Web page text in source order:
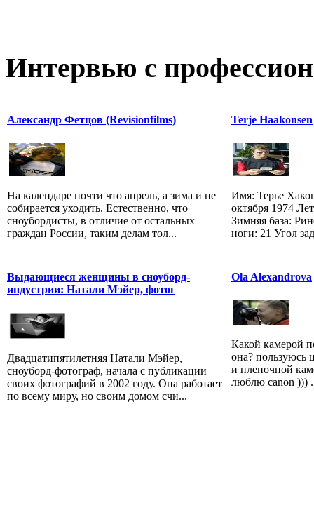
Интервью с
Александр Фетцов (Revisionfilms)
На календаре почти что апрель, а зима и не
собирается уходить. Естественно, что
сноубордисты, в отличие от остальных
граждан России, таким делам тол...
Terje Haakonsen
Имя: Терье
октября 1974
Зимняя база:
ноги: 21 Угол
Выдающиеся женщины в сноуборд-
индустрии: Натали Мэйер, фотог
Двадцатипятилетняя Натали Мэйер,
сноуборд-фотограф, начала с публикации
своих фотографий в 2002 году. Она работает
по всему миру, но своим домом счи...
Ola Alexandrova
Какой камерой
она? пользуюсь
и пленочной
люблю canon )))